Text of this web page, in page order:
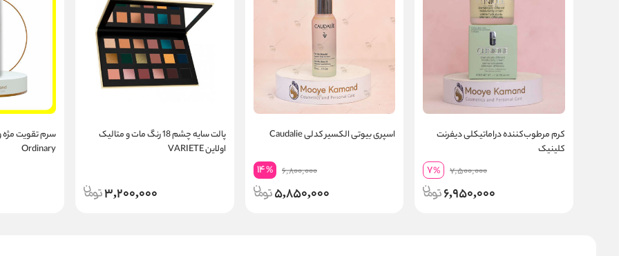
کرم مرطوب‌کننده دراماتیکلی دیفرنت
کلینیک
7,500,000
7%
6,950,000
اسپری بیوتی الکسیر کدلی Caudalie
6,800,000
14%
5,850,000
پالت سایه چشم 18 رنگ مات و متالیک
اولاین VARIETE
3,200,000
Ordinary